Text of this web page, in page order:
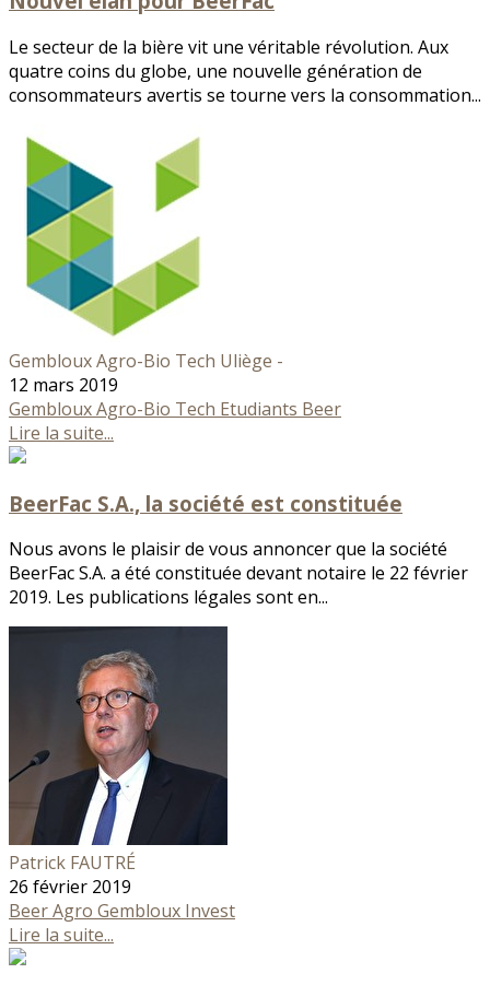
Le secteur de la bière vit une véritable révolution. Aux
quatre coins du globe, une nouvelle génération de
consommateurs avertis se tourne vers la consommation...
Gembloux Agro-Bio Tech Uliège -
12 mars 2019
Gembloux Agro-Bio Tech Etudiants Beer
Lire la suite...
BeerFac S.A., la société est constituée
Nous avons le plaisir de vous annoncer que la société
BeerFac S.A. a été constituée devant notaire le 22 février
2019. Les publications légales sont en...
Patrick FAUTRÉ
26 février 2019
BeerAgro Gembloux Invest
Lire la suite...